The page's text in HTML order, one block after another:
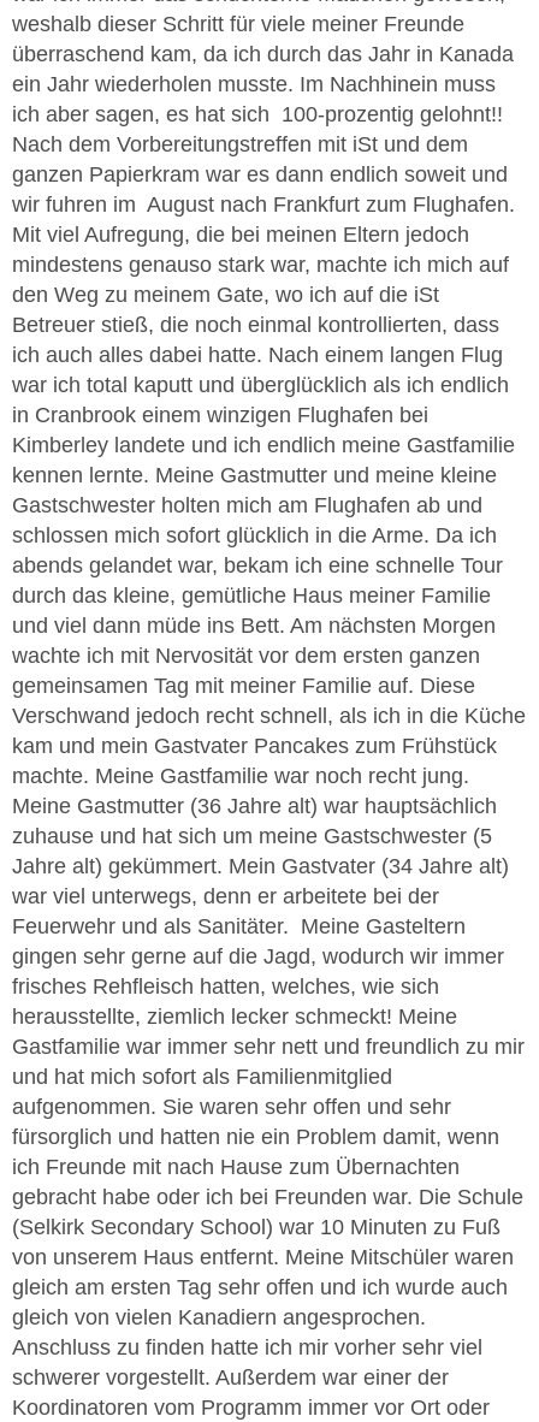
weshalb dieser Schritt für viele meiner Freunde
überraschend kam, da ich durch das Jahr in Kanada
ein Jahr wiederholen musste. Im Nachhinein muss
ich aber sagen, es hat sich 100-prozentig gelohnt!!
Nach dem Vorbereitungstreffen mit iSt und dem
ganzen Papierkram war es dann endlich soweit und
wir fuhren im August nach Frankfurt zum Flughafen.
Mit viel Aufregung, die bei meinen Eltern jedoch
mindestens genauso stark war, machte ich mich auf
den Weg zu meinem Gate, wo ich auf die iSt
Betreuer stieß, die noch einmal kontrollierten, dass
ich auch alles dabei hatte. Nach einem langen Flug
war ich total kaputt und überglücklich als ich endlich
in Cranbrook einem winzigen Flughafen bei
Kimberley landete und ich endlich meine Gastfamilie
kennen lernte. Meine Gastmutter und meine kleine
Gastschwester holten mich am Flughafen ab und
schlossen mich sofort glücklich in die Arme. Da ich
abends gelandet war, bekam ich eine schnelle Tour
durch das kleine, gemütliche Haus meiner Familie
und viel dann müde ins Bett. Am nächsten Morgen
wachte ich mit Nervosität vor dem ersten ganzen
gemeinsamen Tag mit meiner Familie auf. Diese
Verschwand jedoch recht schnell, als ich in die Küche
kam und mein Gastvater Pancakes zum Frühstück
machte. Meine Gastfamilie war noch recht jung.
Meine Gastmutter (36 Jahre alt) war hauptsächlich
zuhause und hat sich um meine Gastschwester (5
Jahre alt) gekümmert. Mein Gastvater (34 Jahre alt)
war viel unterwegs, denn er arbeitete bei der
Feuerwehr und als Sanitäter. Meine Gasteltern
gingen sehr gerne auf die Jagd, wodurch wir immer
frisches Rehfleisch hatten, welches, wie sich
herausstellte, ziemlich lecker schmeckt! Meine
Gastfamilie war immer sehr nett und freundlich zu mir
und hat mich sofort als Familienmitglied
aufgenommen. Sie waren sehr offen und sehr
fürsorglich und hatten nie ein Problem damit, wenn
ich Freunde mit nach Hause zum Übernachten
gebracht habe oder ich bei Freunden war. Die Schule
(Selkirk Secondary School) war 10 Minuten zu Fuß
von unserem Haus entfernt. Meine Mitschüler waren
gleich am ersten Tag sehr offen und ich wurde auch
gleich von vielen Kanadiern angesprochen.
Anschluss zu finden hatte ich mir vorher sehr viel
schwerer vorgestellt. Außerdem war einer der
Koordinatoren vom Programm immer vor Ort oder